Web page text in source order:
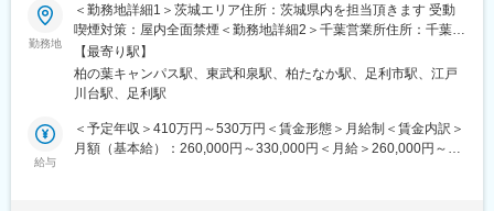
■各種制度：
・自らの意志を表す自己申告書に基づき、社長との直接面談を実
施しています。個々の意向をジョブステップに反映し、やる気の
ある社員には新たな活躍の舞台を用意。「なりたい自分像に確実
・「アントレプレナー制度」を設け新規事業を提案し、社内起業
家としてキャリアを描くことができます。社員一人ひとりの意欲
■業務内容：
高齢者施設や病院を定期訪問し、厨房運営の課題解決、アドバイ
スをご対応
■入社後について：
ご経歴等により期間は異なりますが、弊社厨房運営の理解を深め
てもらうため、入社後、1～2か月程度は厨房研修を受けていただ
きます（場所は、面接時にご相談）。
勤務地
＜勤務地詳細1＞茨城エリア住所：茨城県内を担当頂きます 受動
喫煙対策：屋内全面禁煙＜勤務地詳細2＞千葉営業所住所：千葉県
柏市柏の葉5丁目10番地12号 柏の葉ウェルズ21勤務地最寄駅：つ
くばエクスプレス線／柏の葉キャンパス駅受動喫煙対策：屋内全
面禁煙＜勤務地詳細3＞栃木営業所住所：栃木県足利市朝倉町452-
動喫煙対策：屋内全面禁煙
【最寄り駅】
柏の葉キャンパス駅、東武和泉駅、柏たなか駅、足利市駅、江戸
川台駅、足利駅
給与
＜予定年収＞410万円～530万円＜賃金形態＞月給制＜賃金内訳＞
月額（基本給）：260,000円～330,000円＜月給＞260,000円～